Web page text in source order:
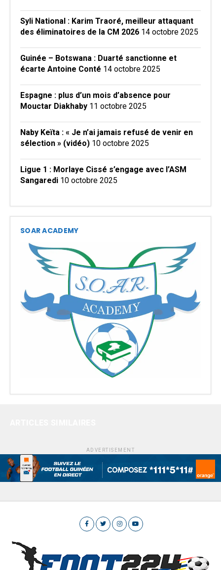
Syli National : Karim Traoré, meilleur attaquant
des éliminatoires de la CM 2026 14 octobre 2025
Guinée – Botswana : Duarté sanctionne et
écarte Antoine Conté 14 octobre 2025
Espagne : plus d’un mois d’absence pour
Mouctar Diakhaby 11 octobre 2025
Naby Keïta : « Je n’ai jamais refusé de venir en
sélection » (vidéo) 10 octobre 2025
Ligue 1 : Morlaye Cissé s’engage avec l’ASM
Sangaredi 10 octobre 2025
SOAR ACADEMY
ADVERTISEMENT